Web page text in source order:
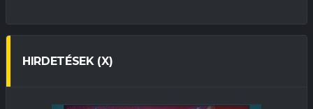
HIRDETÉSEK (X)